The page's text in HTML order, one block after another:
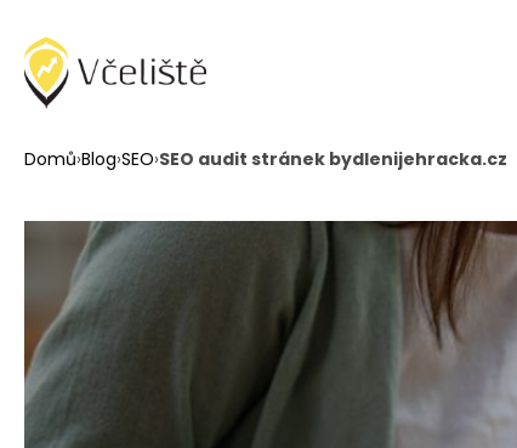
Domů›Blog›SEO›SEO audit stránek bydlenijehracka.cz